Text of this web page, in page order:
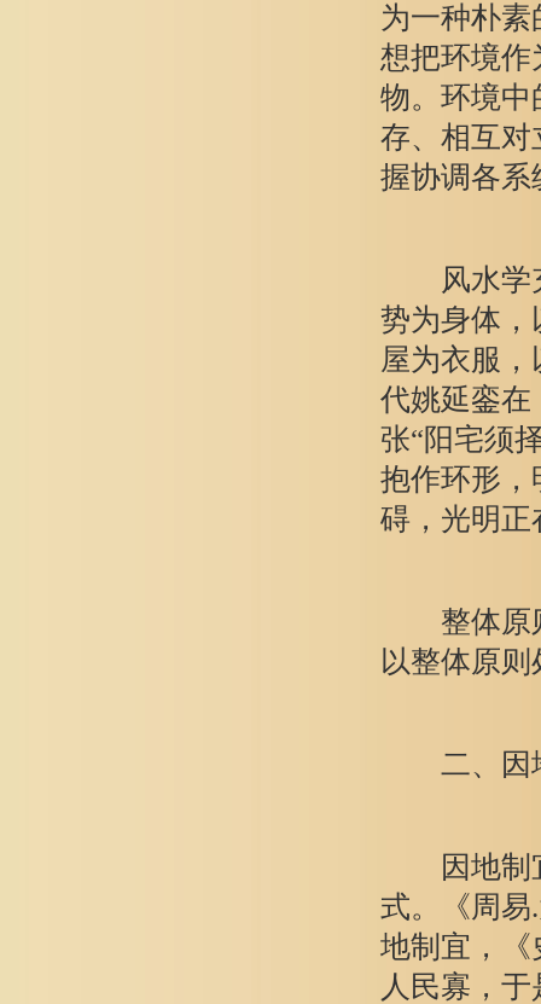
为一种朴
想把环境
物。环境中
存、相互对
握协调各系
风水学充
势为身体，
屋为衣服
代姚延銮在
张“阳宅须
抱作环形，
碍，光明正
整体原则
以整体原
二、因地
因地制宜
式。《周易
地制宜，《
人民寡，